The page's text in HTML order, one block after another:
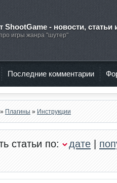
- новости, статьи
игры жанра "шутер"
Последние комментарии
» Плагины » Инструкции
статьи по: дате